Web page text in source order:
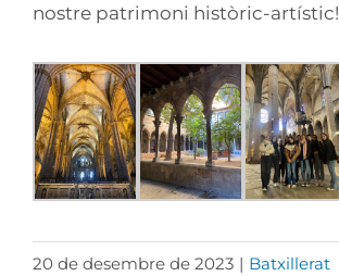
nostre patrimoni històric-artístic!
20 de desembre de 2023 | Batxillerat